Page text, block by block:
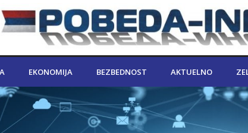
EKONOMIJA BEZBEDNOST AKTUELNO